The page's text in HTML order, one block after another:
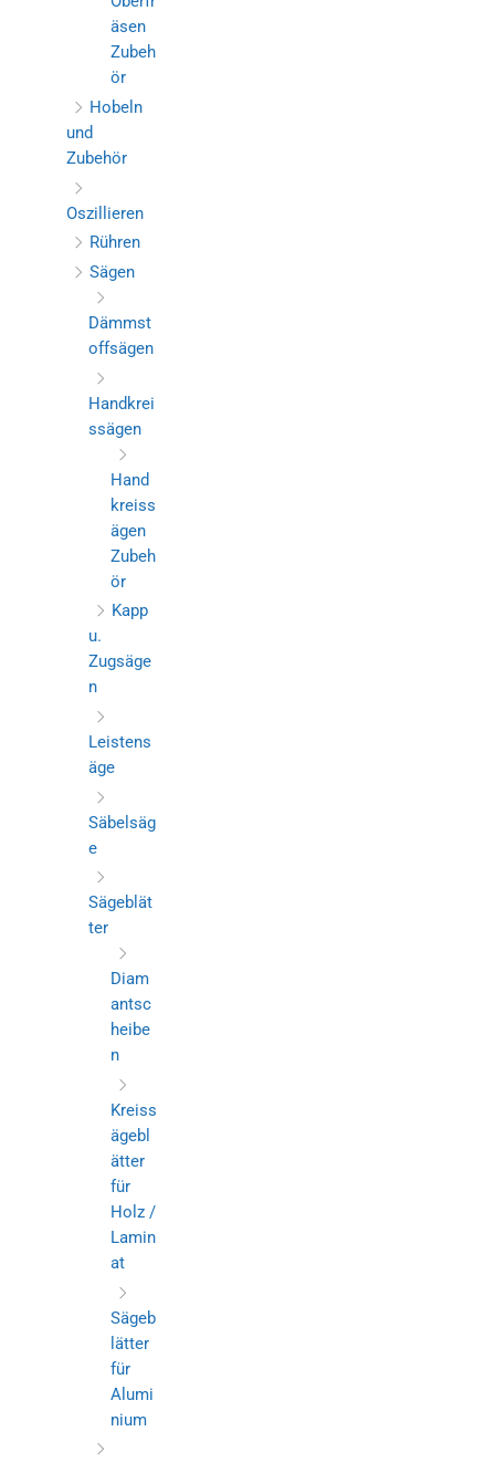
äsen
Zubeh
ör
Hobeln
und
Zubehör
Oszillieren
Rühren
Sägen
Dämmst
offsägen
Handkrei
ssägen
Hand
kreiss
ägen
Zubeh
ör
Kapp
u.
Zugsäge
n
Leistens
äge
Säbelsäg
e
Sägeblät
ter
Diam
antsc
heibe
n
Kreiss
ägebl
ätter
für
Holz /
Lamin
at
Sägeb
lätter
für
Alumi
nium